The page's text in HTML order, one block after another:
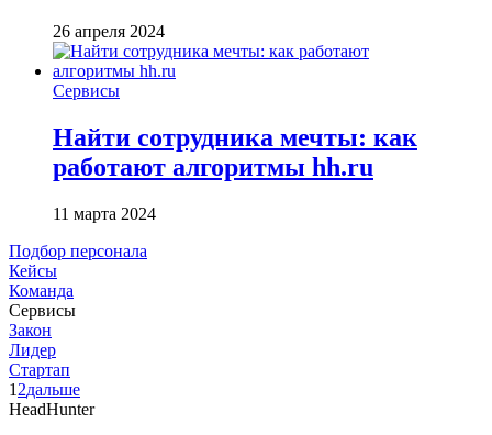
26 апреля 2024
Сервисы
Найти сотрудника мечты: как
работают алгоритмы hh.ru
11 марта 2024
Подбор персонала
Кейсы
Команда
Сервисы
Закон
Лидер
Стартап
1 2дальше
HeadHunter